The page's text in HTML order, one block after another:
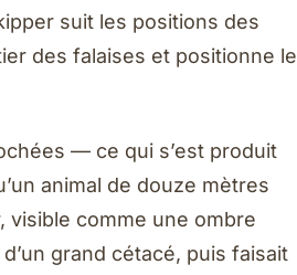
suit les positions des
des falaises et positionne le
— ce qui s’est produit
animal de douze mètres
visible comme une ombre
grand cétacé, puis faisait